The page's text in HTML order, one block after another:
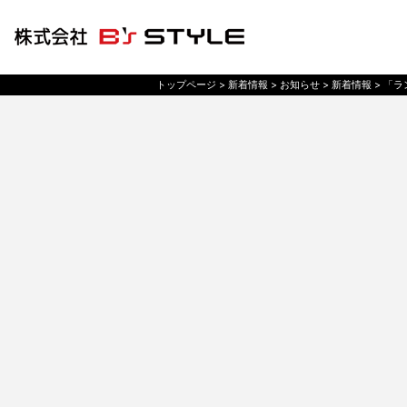
トップページ > 新着情報 > お知らせ > 新着情報 > 「